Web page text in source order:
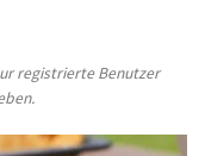
registrierte Benutzer